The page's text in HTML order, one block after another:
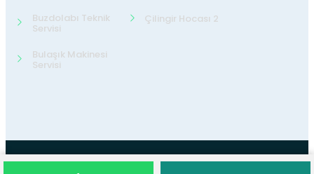
Buzdolabı Teknik
Servisi
Bulaşık Makinesi
Servisi
Çilingir Hocası 2
©202624 Teknik ServisTüm Hakları